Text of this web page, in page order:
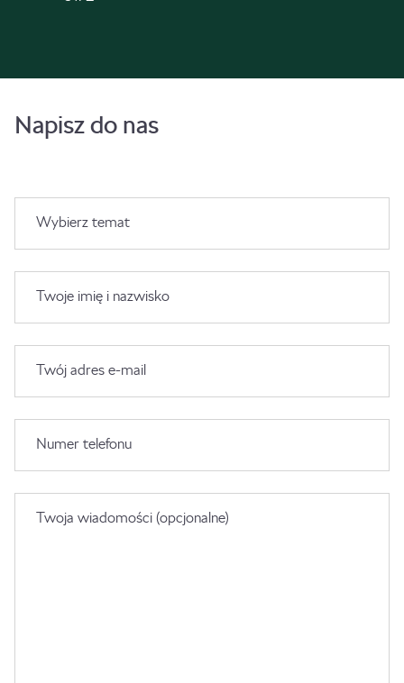
Napisz do nas
Wybierz temat
Twoje imię i nazwisko
Twój adres e-mail
Numer telefonu
Twoja wiadomości (opcjonalne)